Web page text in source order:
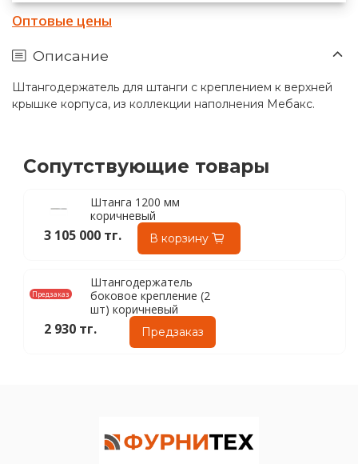
Оптовые цены
Описание
Штангодержатель для штанги с креплением к верхней
крышке корпуса, из коллекции наполнения Мебакс.
Сопутствующие товары
Штанга 1200 мм
коричневый
3 105 000 тг. В корзину
Предзаказ
Штангодержатель
боковое крепление (2
шт) коричневый
2 930 тг. Предзаказ